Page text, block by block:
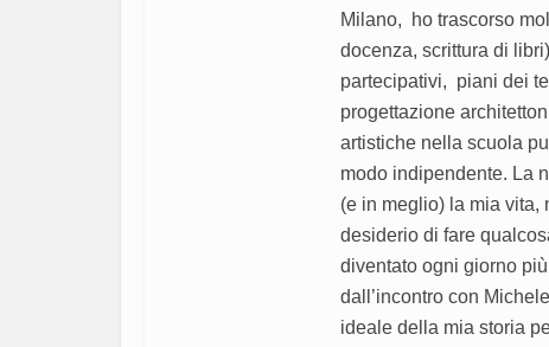
Milano, ho trascorso
docenza, scrittura di
partecipativi, piani dei
progettazione
artistiche nella scuola
modo indipendente. La
(e in meglio) la mia vita,
desiderio di fare
diventato ogni giorno
dall’incontro con
ideale della mia storia